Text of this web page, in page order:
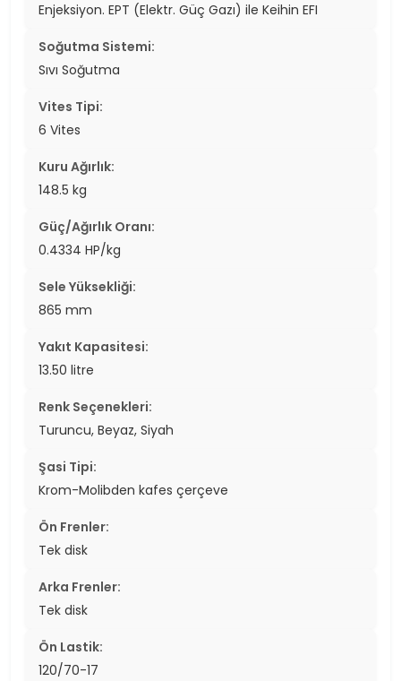
Enjeksiyon. EPT (Elektr. Güç Gazı) ile Keihin EFI
Soğutma Sistemi:
Sıvı Soğutma
Vites Tipi:
6 Vites
Kuru Ağırlık:
148.5 kg
Güç/Ağırlık Oranı:
0.4334 HP/kg
Sele Yüksekliği:
865 mm
Yakıt Kapasitesi:
13.50 litre
Renk Seçenekleri:
Turuncu, Beyaz, Siyah
Şasi Tipi:
Krom-Molibden kafes çerçeve
Ön Frenler:
Tek disk
Arka Frenler:
Tek disk
Ön Lastik:
120/70-17